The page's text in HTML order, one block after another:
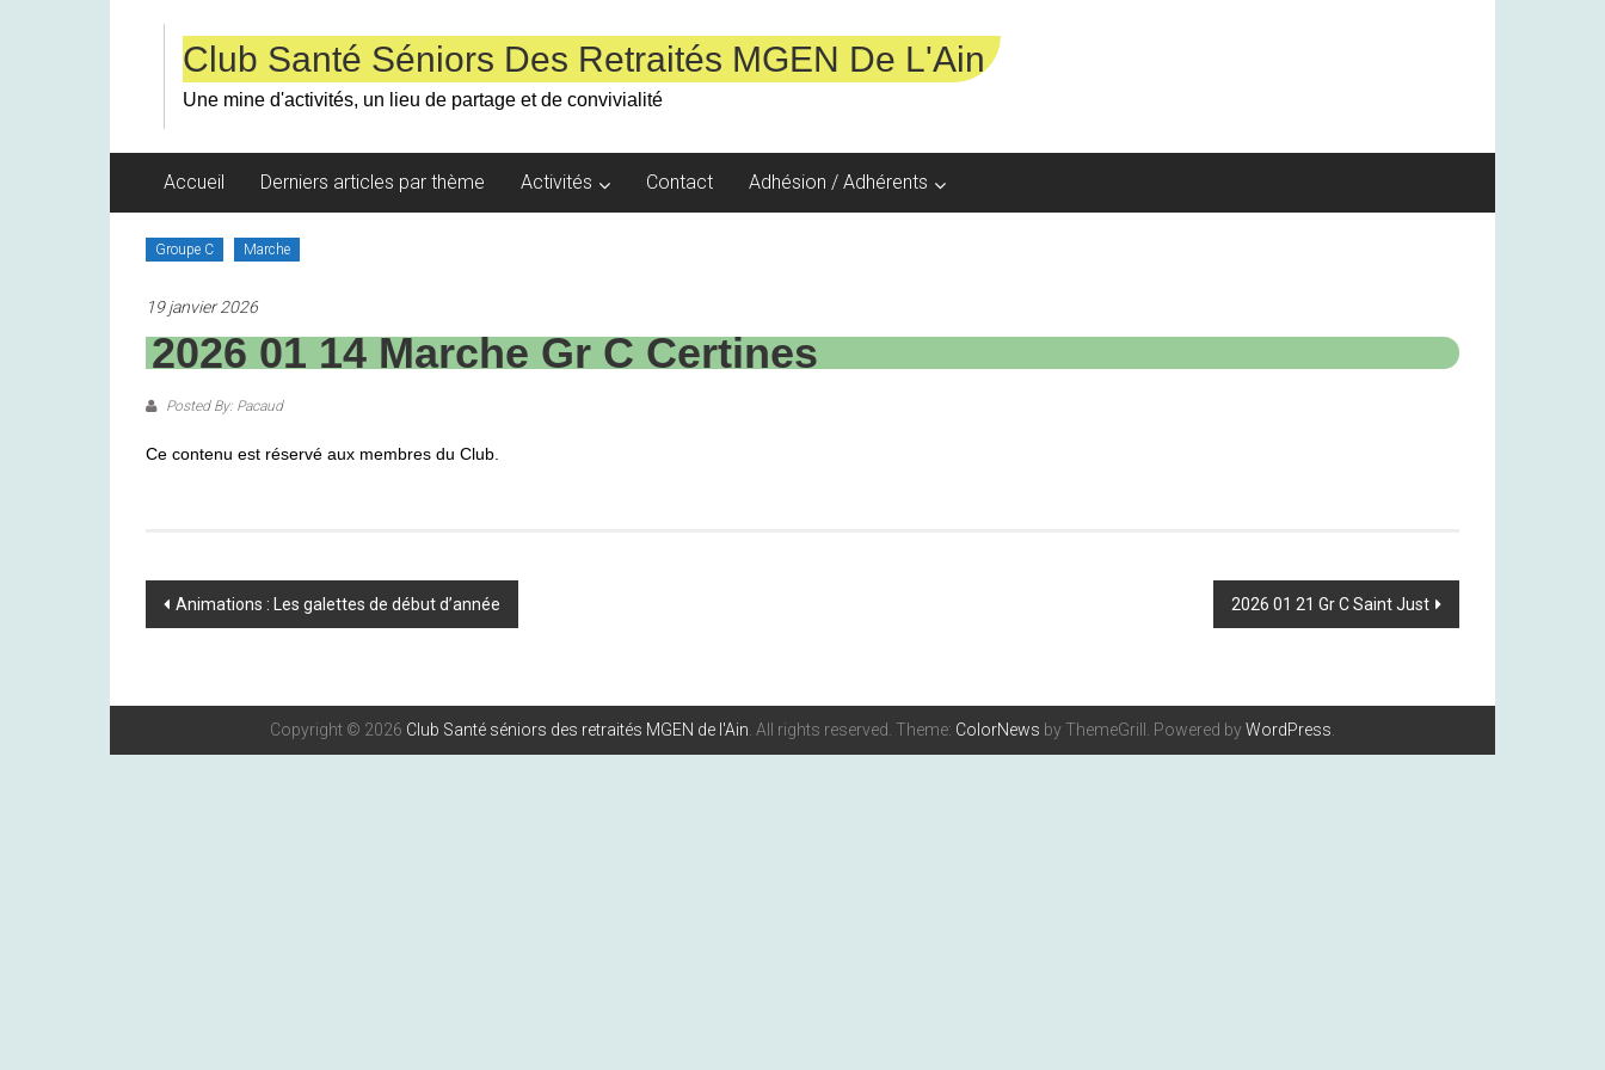
Club Santé Séniors Des Retraités MGEN De L'Ain
Une mine d'activités, un lieu de partage et de convivialité
Accueil Derniers articles par thème Activités Contact Adhésion / Adhérents
Groupe C Marche
19 janvier 2026
2026 01 14 Marche Gr C Certines
Posted By: Pacaud
Ce contenu est réservé aux membres du Club.
Post
Navigation
Animations : Les galettes de début d’année 2026 01 21 Gr C Saint Just
Copyright © 2026 Club Santé séniors des retraités MGEN de l'Ain . All rights reserved. Theme: ColorNews by ThemeGrill. Powered byWordPress